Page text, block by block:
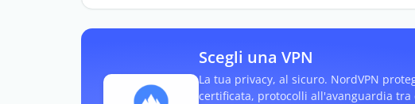
Scegli una VPN
La tua privacy, al sicuro. NordVPN
certificata, protocolli all'avanguardia